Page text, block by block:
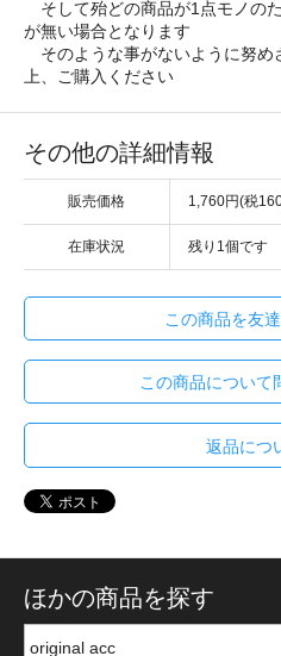
そして殆どの商品が1点モノの
が無い場合となります
そのような事がないように努め
上、ご購入ください
その他の詳細情報
販売価格 1,760円(税
在庫状況 残り1個です
この商品を友
この商品について
返品につ
ほかの商品を探す